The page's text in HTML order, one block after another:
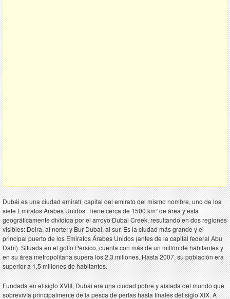
Dubái es una ciudad emiratí, capital del emirato del mismo nombre, uno de los
siete Emiratos Árabes Unidos. Tiene cerca de 1500 km² de área y está
geográficamente dividida por el arroyo Dubai Creek, resultando en dos regiones
visibles: Deira, al norte; y Bur Dubai, al sur. Es la ciudad más grande y el
principal puerto de los Emiratos Árabes Unidos (antes de la capital federal Abu
Dabi). Situada en el golfo Pérsico, cuenta con más de un millón de habitantes y
en su área metropolitana supera los 2,3 millones. Hasta 2007, su población era
superior a 1,5 millones de habitantes.
Fundada en el siglo XVIII, Dubái era una ciudad pobre y aislada del mundo que
sobrevivía principalmente de la pesca de perlas hasta finales del siglo XIX. A